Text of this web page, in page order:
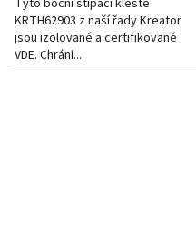
KRTH62903 z naší řady Kreator
jsou izolované a certifikované
VDE. Chrání...